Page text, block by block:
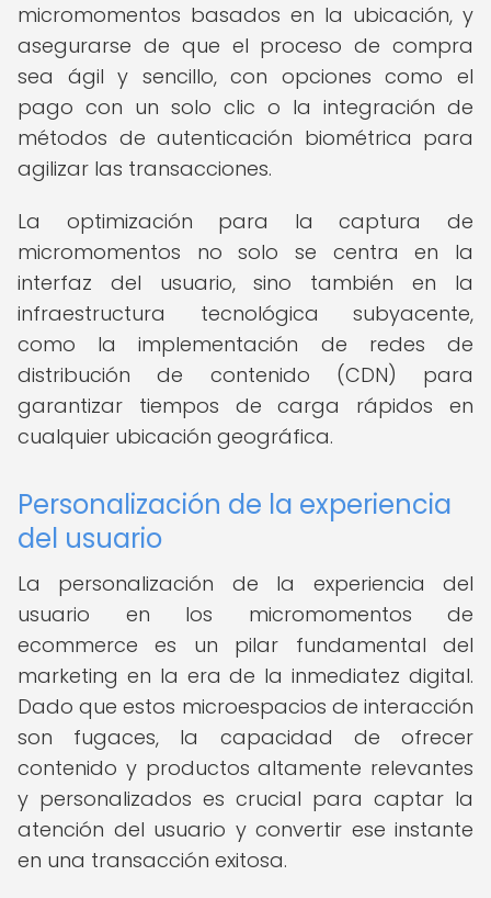
micromomentos basados en la ubicación, y
asegurarse de que el proceso de compra
sea ágil y sencillo, con opciones como el
pago con un solo clic o la integración de
métodos de autenticación biométrica para
agilizar las transacciones.
La optimización para la captura de
micromomentos no solo se centra en la
interfaz del usuario, sino también en la
infraestructura tecnológica subyacente,
como la implementación de redes de
distribución de contenido (CDN) para
garantizar tiempos de carga rápidos en
cualquier ubicación geográfica.
Personalización de la experiencia
del usuario
La personalización de la experiencia del
usuario en los micromomentos de
ecommerce es un pilar fundamental del
marketing en la era de la inmediatez digital.
Dado que estos microespacios de interacción
son fugaces, la capacidad de ofrecer
contenido y productos altamente relevantes
y personalizados es crucial para captar la
atención del usuario y convertir ese instante
en una transacción exitosa.